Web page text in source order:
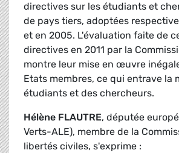
directives sur les étudiants et
de pays tiers, adoptées
et en 2005. L'évaluation faite de
directives en 2011 par la
montre leur mise en œuvre
Etats membres, ce qui entrave la
étudiants et des chercheurs.
Hélène FLAUTRE, députée
Verts-ALE), membre de la
libertés civiles, s'exprime :